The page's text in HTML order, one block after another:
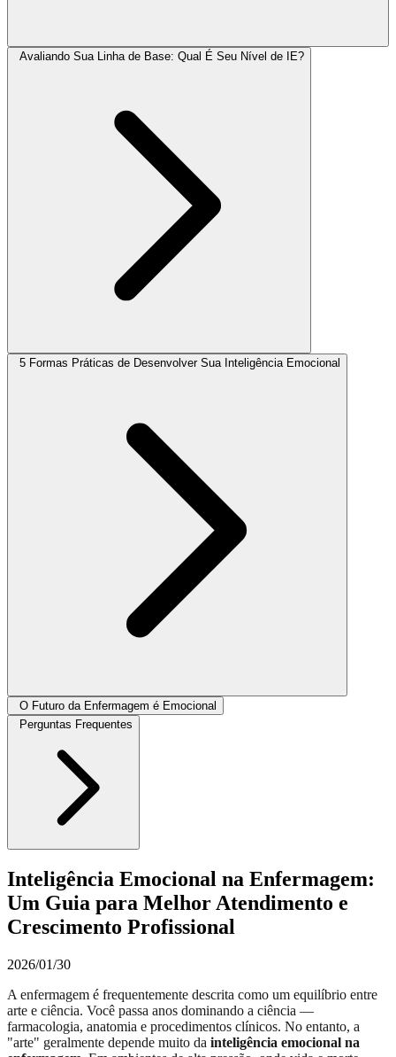
Avaliando Sua Linha de Base: Qual É Seu Nível de IE?
5 Formas Práticas de Desenvolver Sua Inteligência Emocional
O Futuro da Enfermagem é Emocional
Perguntas Frequentes
Inteligência Emocional na Enfermagem:
Um Guia para Melhor Atendimento e
Crescimento Profissional
2026/01/30
A enfermagem é frequentemente descrita como um equilíbrio entre
arte e ciência. Você passa anos dominando a ciência —
farmacologia, anatomia e procedimentos clínicos. No entanto, a
"arte" geralmente depende muito da inteligência emocional na